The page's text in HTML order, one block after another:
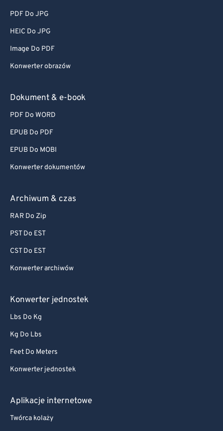
PDF Do JPG
HEIC Do JPG
Image Do PDF
Konwerter obrazów
Dokument & e-book
PDF Do WORD
EPUB Do PDF
EPUB Do MOBI
Konwerter dokumentów
Archiwum & czas
RAR Do Zip
PST Do EST
CST Do EST
Konwerter archiwów
Konwerter jednostek
Lbs Do Kg
Kg Do Lbs
Feet Do Meters
Konwerter jednostek
Aplikacje internetowe
Twórca kolaży